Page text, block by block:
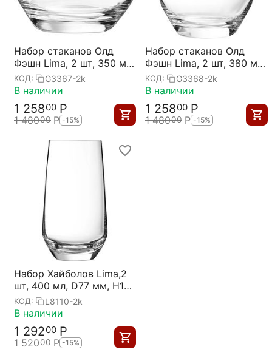
Набор стаканов Олд
Фэшн Lima, 2 шт, 350 мл,
Chef&Sommelier
КОД: G3367-2k
В наличии
1 25800 Р
1 48000 Р -15%
Набор стаканов Олд
Фэшн Lima, 2 шт, 380 мл,
Chef&Sommelier
КОД: G3368-2k
В наличии
1 25800 Р
1 48000 Р -15%
Набор Хайболов Lima,2
шт, 400 мл, D77 мм, H130
мм, Chef&Sommelier
КОД: L8110-2k
В наличии
1 29200 Р
1 52000 Р -15%